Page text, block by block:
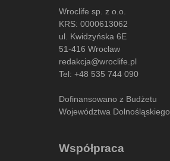
Wroclife sp. z o.o.
KRS: 0000613062
ul. Kwidzyńska 6E
51-416 Wrocław
redakcja@wroclife.pl
Tel: +48 535 744 090
Dofinansowano z Budżetu
Województwa Dolnośląskiego
Współpraca